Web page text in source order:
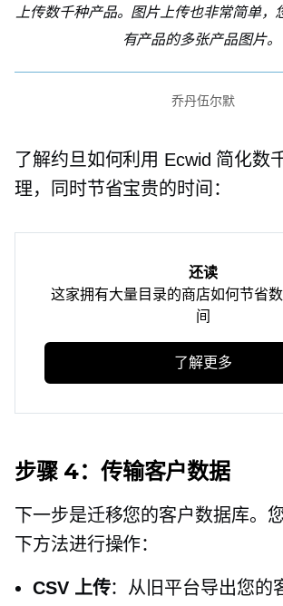
上传数千种产品。图片上传也非常简单，
有产品的多张产品图片。
乔丹伍尔默
了解约旦如何利用 Ecwid 简化数
理，同时节省宝贵的时间：
还读
这家拥有大量目录的商店如何节省
间
了解更多
步骤 4：传输客户数据
下一步是迁移您的客户数据库。
下方法进行操作：
CSV 上传：从旧平台导出您的